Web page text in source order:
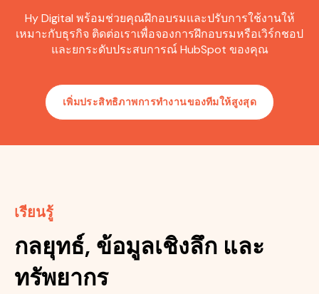
Hy Digital พร้อมช่วยคุณฝึกอบรมและปรับการใช้งานให้
เหมาะกับธุรกิจ ติดต่อเราเพื่อจองการฝึกอบรมหรือเวิร์กชอป
และยกระดับประสบการณ์ HubSpot ของคุณ
เพิ่มประสิทธิภาพการทำงานของทีมให้สูงสุด
เรียนรู้
กลยุทธ์, ข้อมูลเชิงลึก และ
ทรัพยากร